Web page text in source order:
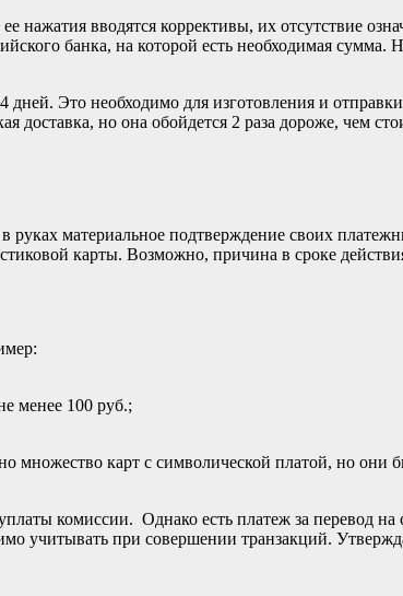
вводятся коррективы, их отсутствие
банка, на которой есть необходимая сумма.
Это необходимо для изготовления и
доставка, но она обойдется 2 раза дороже, чем
материальное подтверждение своих
карты. Возможно, причина в сроке
менее 100 руб.;
карт с символической платой, но они
комиссии. Однако есть платеж за перевод на
учитывать при совершении транзакций.